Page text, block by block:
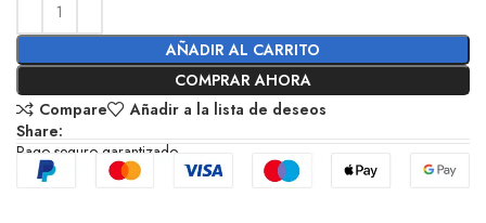
AÑADIR AL CARRITO
COMPRAR AHORA
Compare
Añadir a la lista de deseos
Share:
Pago seguro garantizado